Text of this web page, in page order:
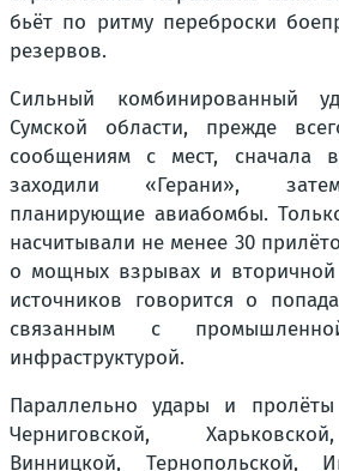
бьёт по ритму переброски
резервов.
Сильный комбинированный
Сумской области, прежде
сообщениям с мест, сначала
заходили «Герани»,
планирующие авиабомбы.
насчитывали не менее 30
о мощных взрывах и
источников говорится о
связанным с
инфраструктурой.
Параллельно удары и
Черниговской,
Винницкой, Тернопольской,